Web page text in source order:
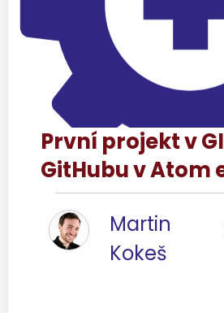
První projekt v
GitHubu v Atom
Martin
Kokeš